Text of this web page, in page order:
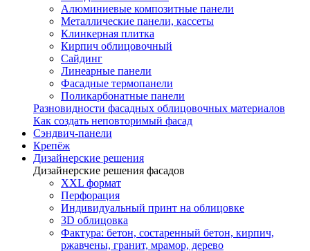
Алюминиевые композитные панели
Металлические панели, кассеты
Клинкерная плитка
Кирпич облицовочный
Сайдинг
Линеарные панели
Фасадные термопанели
Поликарбонатные панели
Разновидности фасадных облицовочных материалов
Как создать неповторимый фасад
Сэндвич-панели
Крепёж
Дизайнерские решения
Дизайнерские решения фасадов
XXL формат
Перфорация
Индивидуальный принт на облицовке
3D облицовка
Фактура: бетон, состаренный бетон, кирпич,
ржавчены, гранит, мрамор, дерево